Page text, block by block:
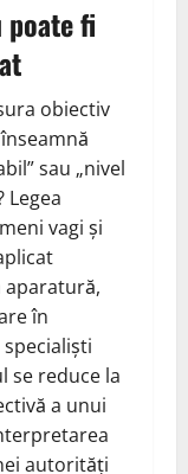
fi
obiectiv
sau „nivel
Legea
vagi și
aparatură,
în
se reduce la
a unui
autorități